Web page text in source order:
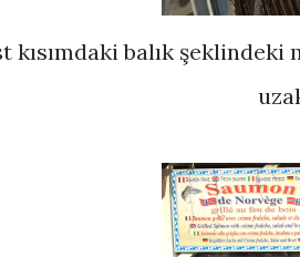
kısımdaki balık şeklindeki